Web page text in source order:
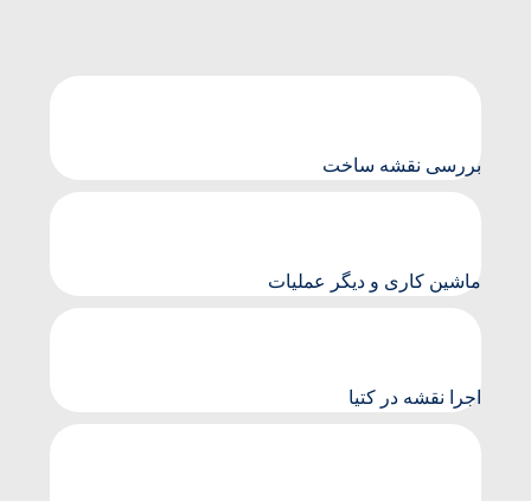
بررسی نقشه ساخت
ماشین کاری و دیگر عملیات
اجرا نقشه در کتیا